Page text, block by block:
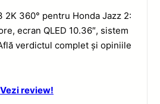
2K 360° pentru Honda Jazz 2:
ecran QLED 10.36″, sistem
verdictul complet și opiniile
Vezi review!